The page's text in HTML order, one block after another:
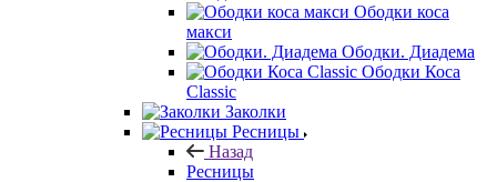
Ободки коса
макси
Ободки. Диадема
Ободки Коса
Classic
Заколки
Ресницы
Назад
Ресницы